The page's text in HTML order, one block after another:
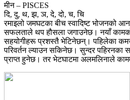
मीन – PISCES
दि, दु, थ, झ, ञ, दे, दो, च, चि
रमाइलो जमघटका बीच स्वादिष्ट भोजनको
सफलताले थप हौसला जगाउनेछ। नयाँ
सहयोगीहरू प्रशस्तै भेटिनेछन्। पहिलेका
परिवर्तन ल्याउन सकिनेछ। सुन्दर पहिरनका
प्राप्त हुनेछ। तर भेटघाटमा अलमलिनाले